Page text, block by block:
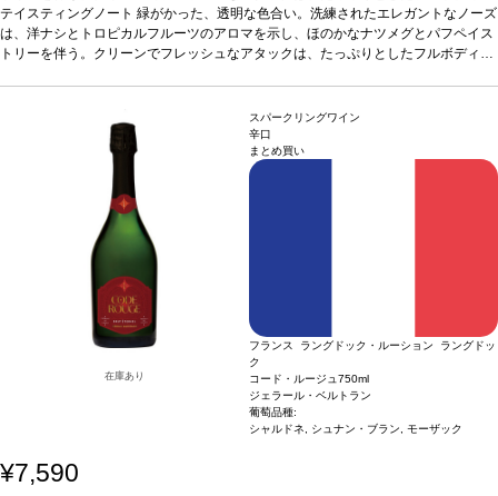
官能的なミッドパレットへと導かれ、ハチミツとアカシアの花を含む。長い余韻の
後味は、素晴らしく調和が取れている。合う料理
シーフード、魚（ホタテのカル
パッチョ、マグロのタルタル、刺身）、リゾット、山羊のチーズ、タラのフィレ、
*本ヴィンテージが在庫切れの場合、在庫があり価格が同様の場合
は自動的に次のヴィンテージに変更されます、ご了承ください。
テイスティングノート 緑がかった、透明な色合い。洗練されたエレガントなノーズ
は、洋ナシとトロピカルフルーツのアロマを示し、ほのかなナツメグとパフペイス
トリーを伴う。クリーンでフレッシュなアタックは、たっぷりとしたフルボディで
パッチョ、マグロのタルタル、刺身）、リゾット、山羊のチーズ、タラのフィレ、
ズッキーニと山羊のチーズのピザ、ガーリックニョッキにアスパラガスとヘーゼル
ナッツバター添えなどと合う。
98% シャルドネ、2% シュナン・ブラン
*本ヴィンテージが在庫切れの場合、在庫があり価格が同様の場合
は自動的に次のヴィンテージに変更されます、ご了承ください。
在庫あり
スパークリングワイン
辛口
まとめ買い
フランス ラングドック・ルーション ラングドッ
ク
コード・ルージュ 750ml
ジェラール・ベルトラン
葡萄品種:
シャルドネ, シュナン・ブラン, モーザック
¥7,590